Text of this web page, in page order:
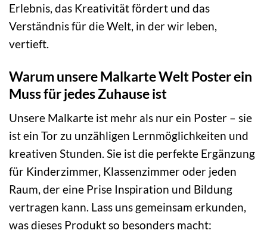
Erlebnis, das Kreativität fördert und das
Verständnis für die Welt, in der wir leben,
vertieft.
Warum unsere Malkarte Welt Poster ein
Muss für jedes Zuhause ist
Unsere Malkarte ist mehr als nur ein Poster – sie
ist ein Tor zu unzähligen Lernmöglichkeiten und
kreativen Stunden. Sie ist die perfekte Ergänzung
für Kinderzimmer, Klassenzimmer oder jeden
Raum, der eine Prise Inspiration und Bildung
vertragen kann. Lass uns gemeinsam erkunden,
was dieses Produkt so besonders macht: